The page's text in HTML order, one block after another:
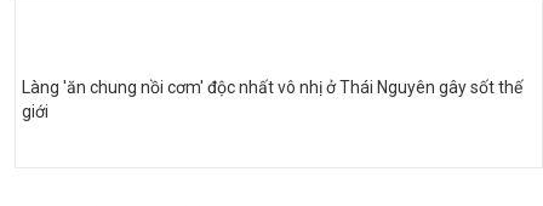
Làng 'ăn chung nồi cơm' độc nhất vô nhị ở Thái Nguyên gây sốt thế
giới